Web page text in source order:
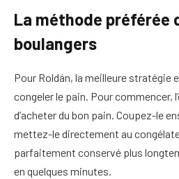
La méthode préférée
boulangers
Pour Roldán, la meilleure stratégie
congeler le pain. Pour commencer,
d’acheter du bon pain. Coupez-le
mettez-le directement au
parfaitement conservé plus
en quelques minutes.